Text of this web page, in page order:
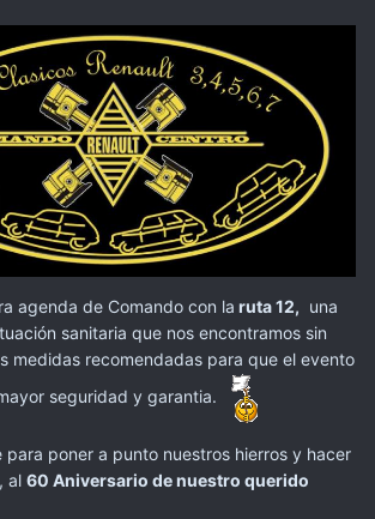
agenda de Comando con la ruta 12, una
sanitaria que nos encontramos sin
medidas recomendadas para que el evento
seguridad y garantia.
para poner a punto nuestros hierros y hacer
al 60 Aniversario de nuestro querido